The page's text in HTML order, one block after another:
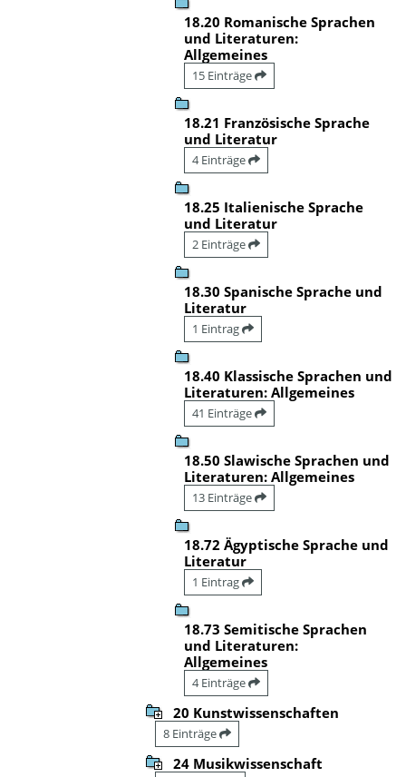
18.20 Romanische Sprachen
und Literaturen:
Allgemeines
15 Einträge
18.21 Französische Sprache
und Literatur
4 Einträge
18.25 Italienische Sprache
und Literatur
2 Einträge
18.30 Spanische Sprache und
Literatur
1 Eintrag
18.40 Klassische Sprachen und
Literaturen: Allgemeines
41 Einträge
18.50 Slawische Sprachen und
Literaturen: Allgemeines
13 Einträge
18.72 Ägyptische Sprache und
Literatur
1 Eintrag
18.73 Semitische Sprachen
und Literaturen:
Allgemeines
4 Einträge
20 Kunstwissenschaften
8 Einträge
24 Musikwissenschaft